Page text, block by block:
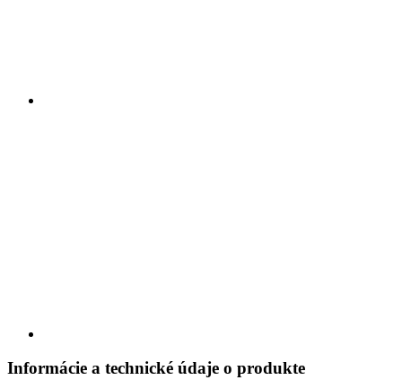
Informácie a technické údaje o produkte